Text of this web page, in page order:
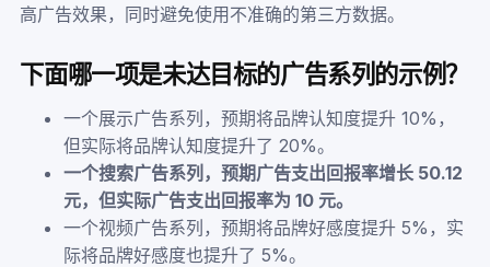
高广告效果，同时避免使用不准确的第三方数据。
下面哪一项是未达目标的广告系列的示例？
一个展示广告系列，预期将品牌认知度提升 10%，
但实际将品牌认知度提升了 20%。
一个搜索广告系列，预期广告支出回报率增长 50.12
元，但实际广告支出回报率为 10 元。
一个视频广告系列，预期将品牌好感度提升 5%，实
际将品牌好感度也提升了 5%。